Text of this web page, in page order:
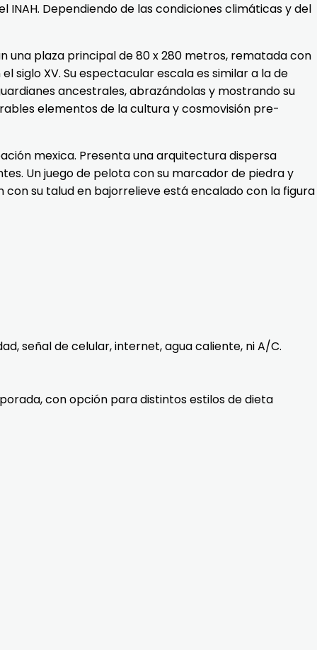
INAH. Dependiendo de las condiciones climáticas y del
una plaza principal de 80 x 280 metros, rematada con
siglo XV. Su espectacular escala es similar a la de
ancestrales, abrazándolas y mostrando su
elementos de la cultura y cosmovisión pre-
mexica. Presenta una arquitectura dispersa
Un juego de pelota con su marcador de piedra y
su talud en bajorrelieve está encalado con la figura
señal de celular, internet, agua caliente, ni A/C.
con opción para distintos estilos de dieta